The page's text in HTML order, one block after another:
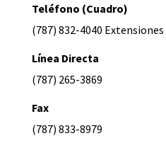
Teléfono (Cuadro)
(787) 832-4040 Extensiones
Línea Directa
(787) 265-3869
Fax
(787) 833-8979